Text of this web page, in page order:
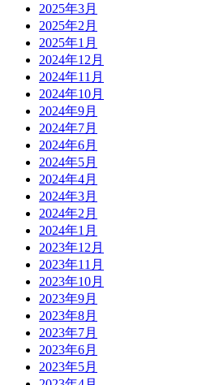
2025年3月
2025年2月
2025年1月
2024年12月
2024年11月
2024年10月
2024年9月
2024年7月
2024年6月
2024年5月
2024年4月
2024年3月
2024年2月
2024年1月
2023年12月
2023年11月
2023年10月
2023年9月
2023年8月
2023年7月
2023年6月
2023年5月